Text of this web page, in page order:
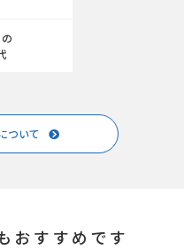
ついて
おすすめです